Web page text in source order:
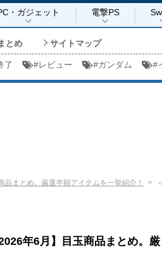
・ガジェット 電撃PS
とめ サイトマップ
了 #レビュー #ガンダム #
品まとめ。厳選半額アイテムを一挙紹介！
年6月】目玉商品まとめ。厳